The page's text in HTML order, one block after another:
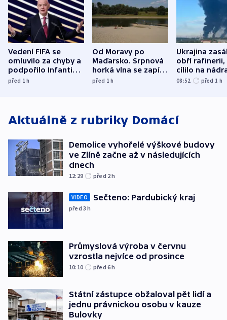
Vedení FIFA se
omluvilo za chyby a
podpořilo Infantina.
UEFA trvá na
před 1h
Od Moravy po
Maďarsko. Srpnová
horká vlna se zapíše
do dějin
před 1h
Ukrajina
obří rafinerii,
cílilo na
autobus
08:52 před 1 h
Aktuálně z rubriky Domácí
Demolice vyhořelé výškové budovy
ve Zlíně začne až v následujících
dnech
12:29 před 2h
VIDEO Sečteno: Pardubický kraj
před 3h
Průmyslová výroba v červnu
vzrostla nejvíce od prosince
10:10 před 6h
Státní zástupce obžaloval pět lidí a
jednu právnickou osobu v kauze
Bulovky